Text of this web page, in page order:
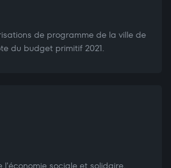
de programme de la ville de
du budget primitif 2021.
l'économie sociale et solidaire.